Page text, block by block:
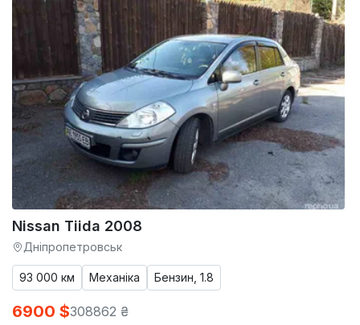
Nissan Tiida 2008
Дніпропетровськ
93 000 км Механіка Бензин, 1.8
6900 $308862 ₴